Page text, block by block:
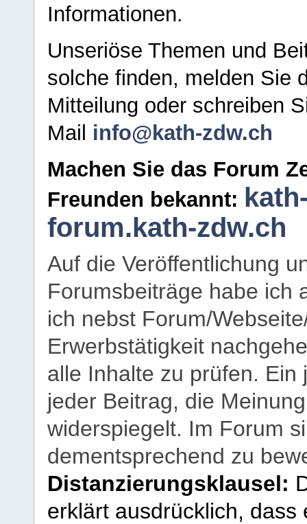
Informationen.
Unseriöse Themen und
solche finden, melden Sie
Mitteilung oder schreiben
Mail info@kath-zdw.ch
Machen Sie das Forum
Freunden bekannt:
forum.kath-zdw.ch
Auf die Veröffentlichung
Forumsbeiträge habe ich
ich nebst Forum/
Erwerbstätigkeit
alle Inhalte zu prüfen.
jeder Beitrag, die
widerspiegelt. Im Forum
dementsprechend zu
Distanzierungsklausel:
erklärt ausdrücklich,